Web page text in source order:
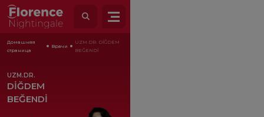
Домашняя
страница
Врачи
UZM.DR. DİĞDEM
BEĞENDİ
UZM.DR.
DİĞDEM
BEĞENDİ